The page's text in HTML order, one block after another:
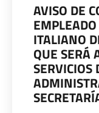
AVISO DE
ITALIANO
QUE SERÁ
SERVICIOS